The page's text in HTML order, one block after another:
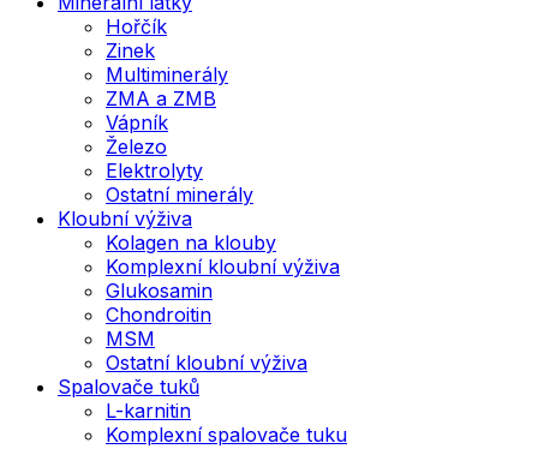
Hořčík
Zinek
Multiminerály
ZMA a ZMB
Vápník
Železo
Elektrolyty
Ostatní minerály
Kloubní výživa
Kolagen na klouby
Komplexní kloubní výživa
Glukosamin
Chondroitin
MSM
Ostatní kloubní výživa
Spalovače tuků
L-karnitin
Komplexní spalovače tuku